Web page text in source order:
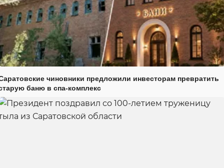
чиновники предложили инвесторам превратить
баню в спа-комплекс